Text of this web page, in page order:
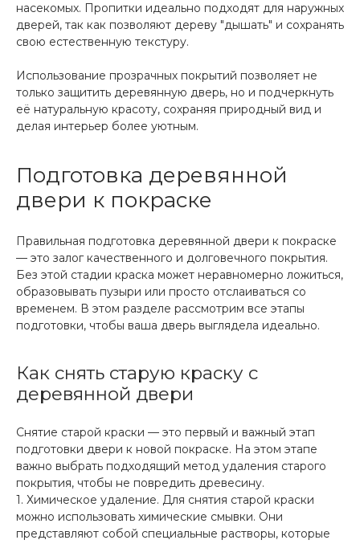
насекомых. Пропитки идеально подходят для наружных
дверей, так как позволяют дереву "дышать" и сохранять
свою естественную текстуру.
Использование прозрачных покрытий позволяет не
только защитить деревянную дверь, но и подчеркнуть
её натуральную красоту, сохраняя природный вид и
делая интерьер более уютным.
Подготовка деревянной
двери к покраске
Правильная подготовка деревянной двери к покраске
— это залог качественного и долговечного покрытия.
Без этой стадии краска может неравномерно ложиться,
образовывать пузыри или просто отслаиваться со
временем. В этом разделе рассмотрим все этапы
подготовки, чтобы ваша дверь выглядела идеально.
Как снять старую краску с
деревянной двери
Снятие старой краски — это первый и важный этап
подготовки двери к новой покраске. На этом этапе
важно выбрать подходящий метод удаления старого
покрытия, чтобы не повредить древесину.
1. Химическое удаление. Для снятия старой краски
можно использовать химические смывки. Они
представляют собой специальные растворы, которые